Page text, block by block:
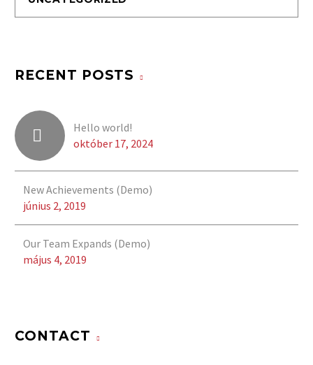
RECENT POSTS
Hello world!
október 17, 2024
New Achievements (Demo)
június 2, 2019
Our Team Expands (Demo)
május 4, 2019
CONTACT